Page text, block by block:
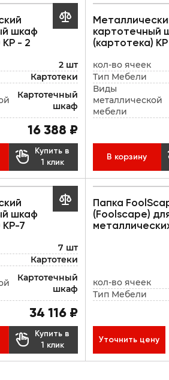
шкаф
КР - 2
2 шт
Картотеки
Картотечный
шкаф
16 388 ₽

Купить в
1 клик

картотечный
(картотека)
кол-во ячеек
Тип Мебели
Виды
металлической
мебели
В корзину
шкаф
КР-7
7 шт
Картотеки
Картотечный
шкаф
34 116 ₽

Купить в
1 клик

Папка
(Foolscape)
кол-во ячеек
Тип Мебели
Уточнить цену